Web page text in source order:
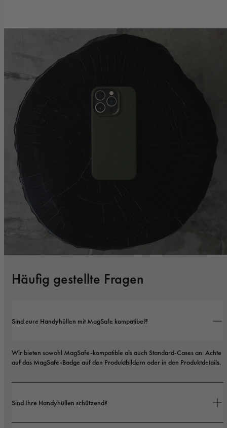
Häufig gestellte Fragen
Sind eure Handyhüllen mit MagSafe kompatibel?
Wir bieten sowohl MagSafe-kompatible als auch Standard-Cases an. Achte
auf das MagSafe-Badge auf den Produktbildern oder in den Produktdetails.
Sind Ihre Handyhüllen schützend?